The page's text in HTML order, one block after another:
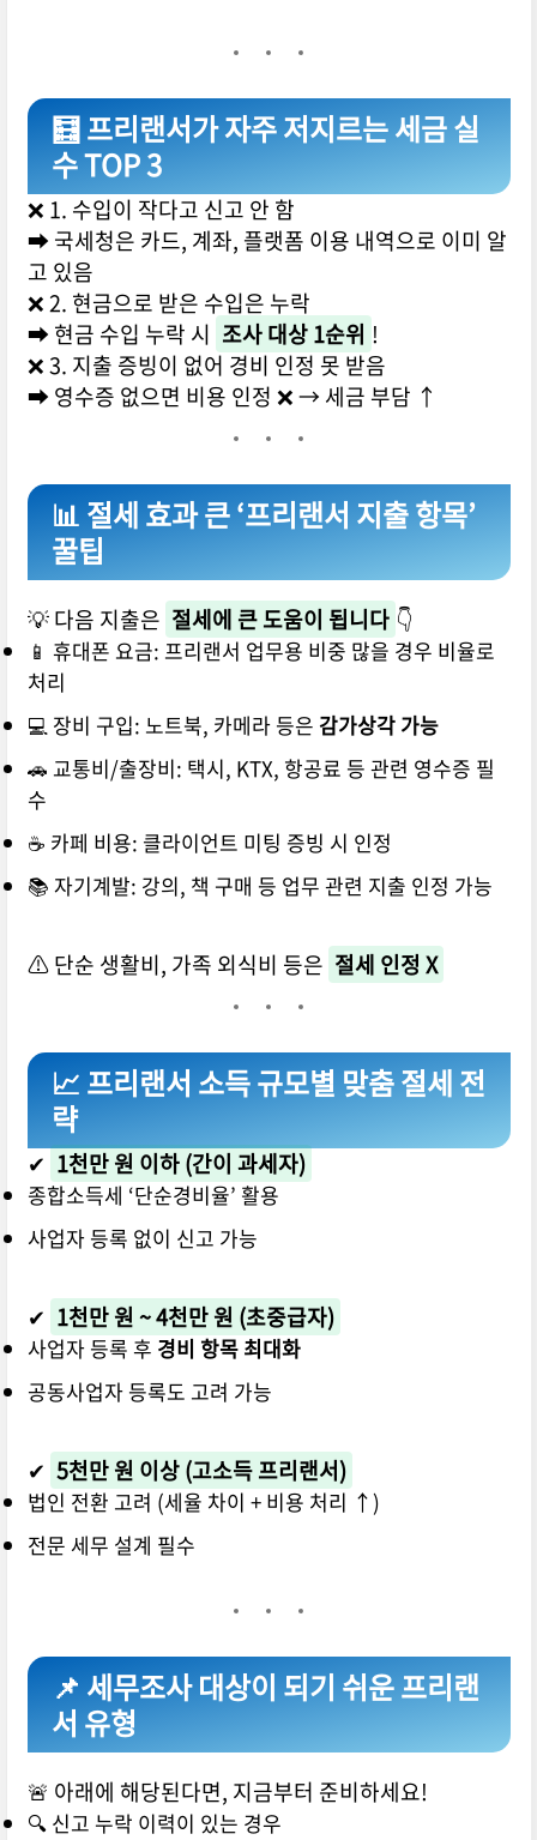
🧮 프리랜서가 자주 저지르는 세금 실
수 TOP 3
❌ 1. 수입이 작다고 신고 안 함
➡ 국세청은 카드, 계좌, 플랫폼 이용 내역으로 이미 알
고 있음
❌ 2. 현금으로 받은 수입은 누락
➡ 현금 수입 누락 시 조사 대상 1순위 !
❌ 3. 지출 증빙이 없어 경비 인정 못 받음
➡ 영수증 없으면 비용 인정 ❌ → 세금 부담 ↑
📊 절세 효과 큰 ‘프리랜서 지출 항목’
꿀팁
💡 다음 지출은 절세에 큰 도움이 됩니다 👇
📱 휴대폰 요금: 프리랜서 업무용 비중 많을 경우 비율로
처리
💻 장비 구입: 노트북, 카메라 등은 감가상각 가능
🚗 교통비/출장비: 택시, KTX, 항공료 등 관련 영수증 필
수
☕ 카페 비용: 클라이언트 미팅 증빙 시 인정
📚 자기계발: 강의, 책 구매 등 업무 관련 지출 인정 가능
⚠ 단순 생활비, 가족 외식비 등은 절세 인정 X
📈 프리랜서 소득 규모별 맞춤 절세 전
략
✔ 1천만 원 이하 (간이 과세자)
종합소득세 ‘단순경비율’ 활용
사업자 등록 없이 신고 가능
✔ 1천만 원 ~ 4천만 원 (초중급자)
사업자 등록 후 경비 항목 최대화
공동사업자 등록도 고려 가능
✔ 5천만 원 이상 (고소득 프리랜서)
법인 전환 고려 (세율 차이 + 비용 처리 ↑)
전문 세무 설계 필수
📌 세무조사 대상이 되기 쉬운 프리랜
서 유형
🚨 아래에 해당된다면, 지금부터 준비하세요!
🔍 신고 누락 이력이 있는 경우